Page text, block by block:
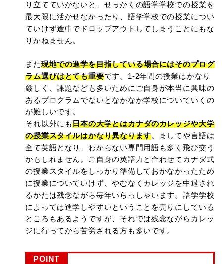
り立てていかないと、せっかくの語学学校での授業を
最大限に活かせなかったり、語学学校での授業につい
ていけず途中でドロップアウトしてしまうことにもな
りかねません。
また現地での進学を目指している場合にはそのプログ
ラム選びはとても重要です。1-2年間の授業はかなり
厳しく、課題なども多いためにご自身が本当に興味の
あるプログラムでないとなかなか学校についていくの
が難しいです。
それ以外にも日本の大学とはカナダのカレッジや大学
の授業スタイルはかなり異なります。ましてや言語は
全て英語となり、わからない専門用語も多く飛び交う
かもしれません。ご自身の英語力と合わせてカナダ式
の授業スタイルをしっかり準備しておかなかったため
に授業についていけず、やむなくカレッジを中退され
るかたは残念ながら毎年いらっしゃいます。語学学校
によっては進学しやすいということを売りにしている
ところもあるようですが、それでは残念ながらカレッ
ジに行ってから苦労される方も多いです。
POINT